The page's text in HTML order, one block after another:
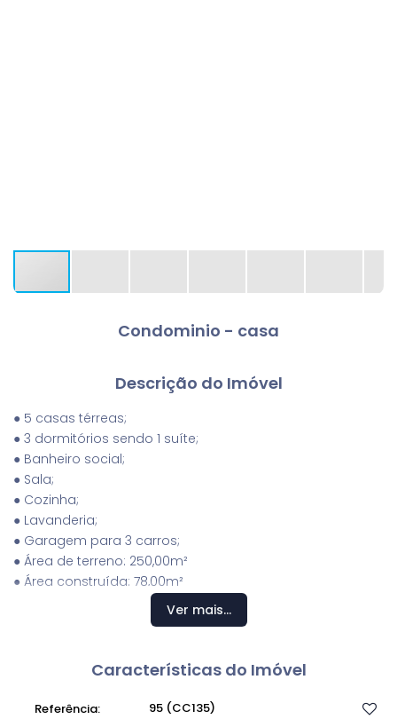
Condominio - casa
Descrição do Imóvel
● 5 casas térreas;
● 3 dormitórios sendo 1 suíte;
● Banheiro social;
● Sala;
● Cozinha;
● Lavanderia;
● Garagem para 3 carros;
● Área de terreno: 250,00m²
● Área construída: 78,00m²
● Valor de venda: R$ 490.000,00
● 2 dormitórios;
● Lavabo;
Ver mais...
Características do Imóvel
Referência: 95 (CC135)